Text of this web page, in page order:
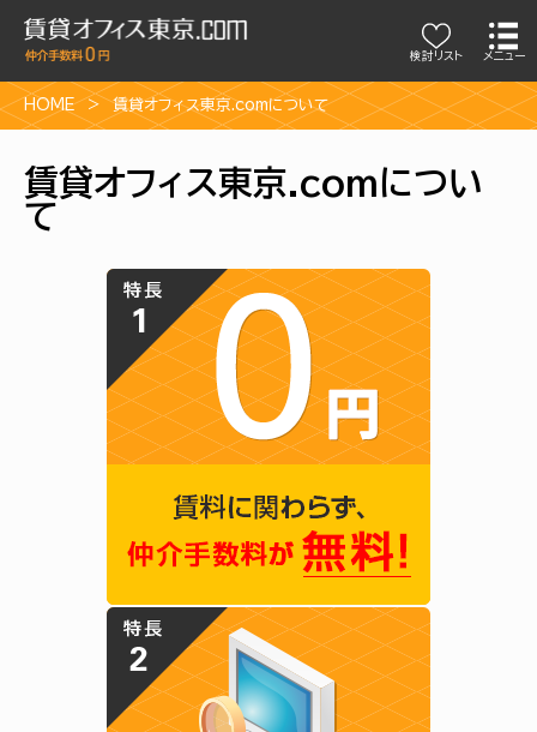
検討リスト メニュー
HOME 賃貸オフィス東京.comについて
賃貸オフィス東京.comについ
て